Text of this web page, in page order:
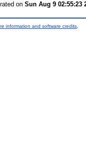
on Sun Aug 9 02:55:23
information and software credits